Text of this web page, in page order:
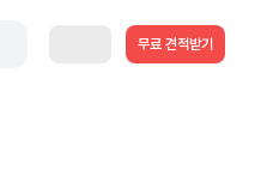
무료 견적받기